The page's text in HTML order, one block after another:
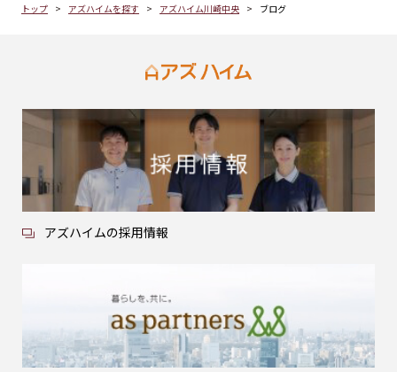
トップ アズハイムを探す アズハイム川崎中央 ブログ
アズハイムの採用情報